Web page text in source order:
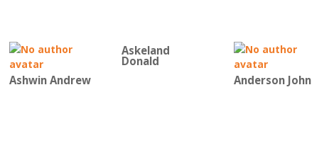
Ashwin Andrew
Askeland
Donald
Anderson John